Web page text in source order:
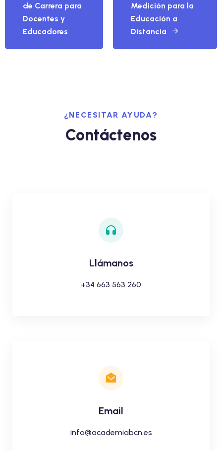
de Carrera para
Docentes y
Educadores
Medición para la
Educación a
Distancia
¿NECESITAR AYUDA?
Contáctenos
Llámanos
+34 663 563 260
Email
info@academiabcn.es